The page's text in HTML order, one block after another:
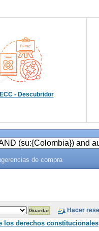
- Descubridor
de compra
los derechos constitucionales